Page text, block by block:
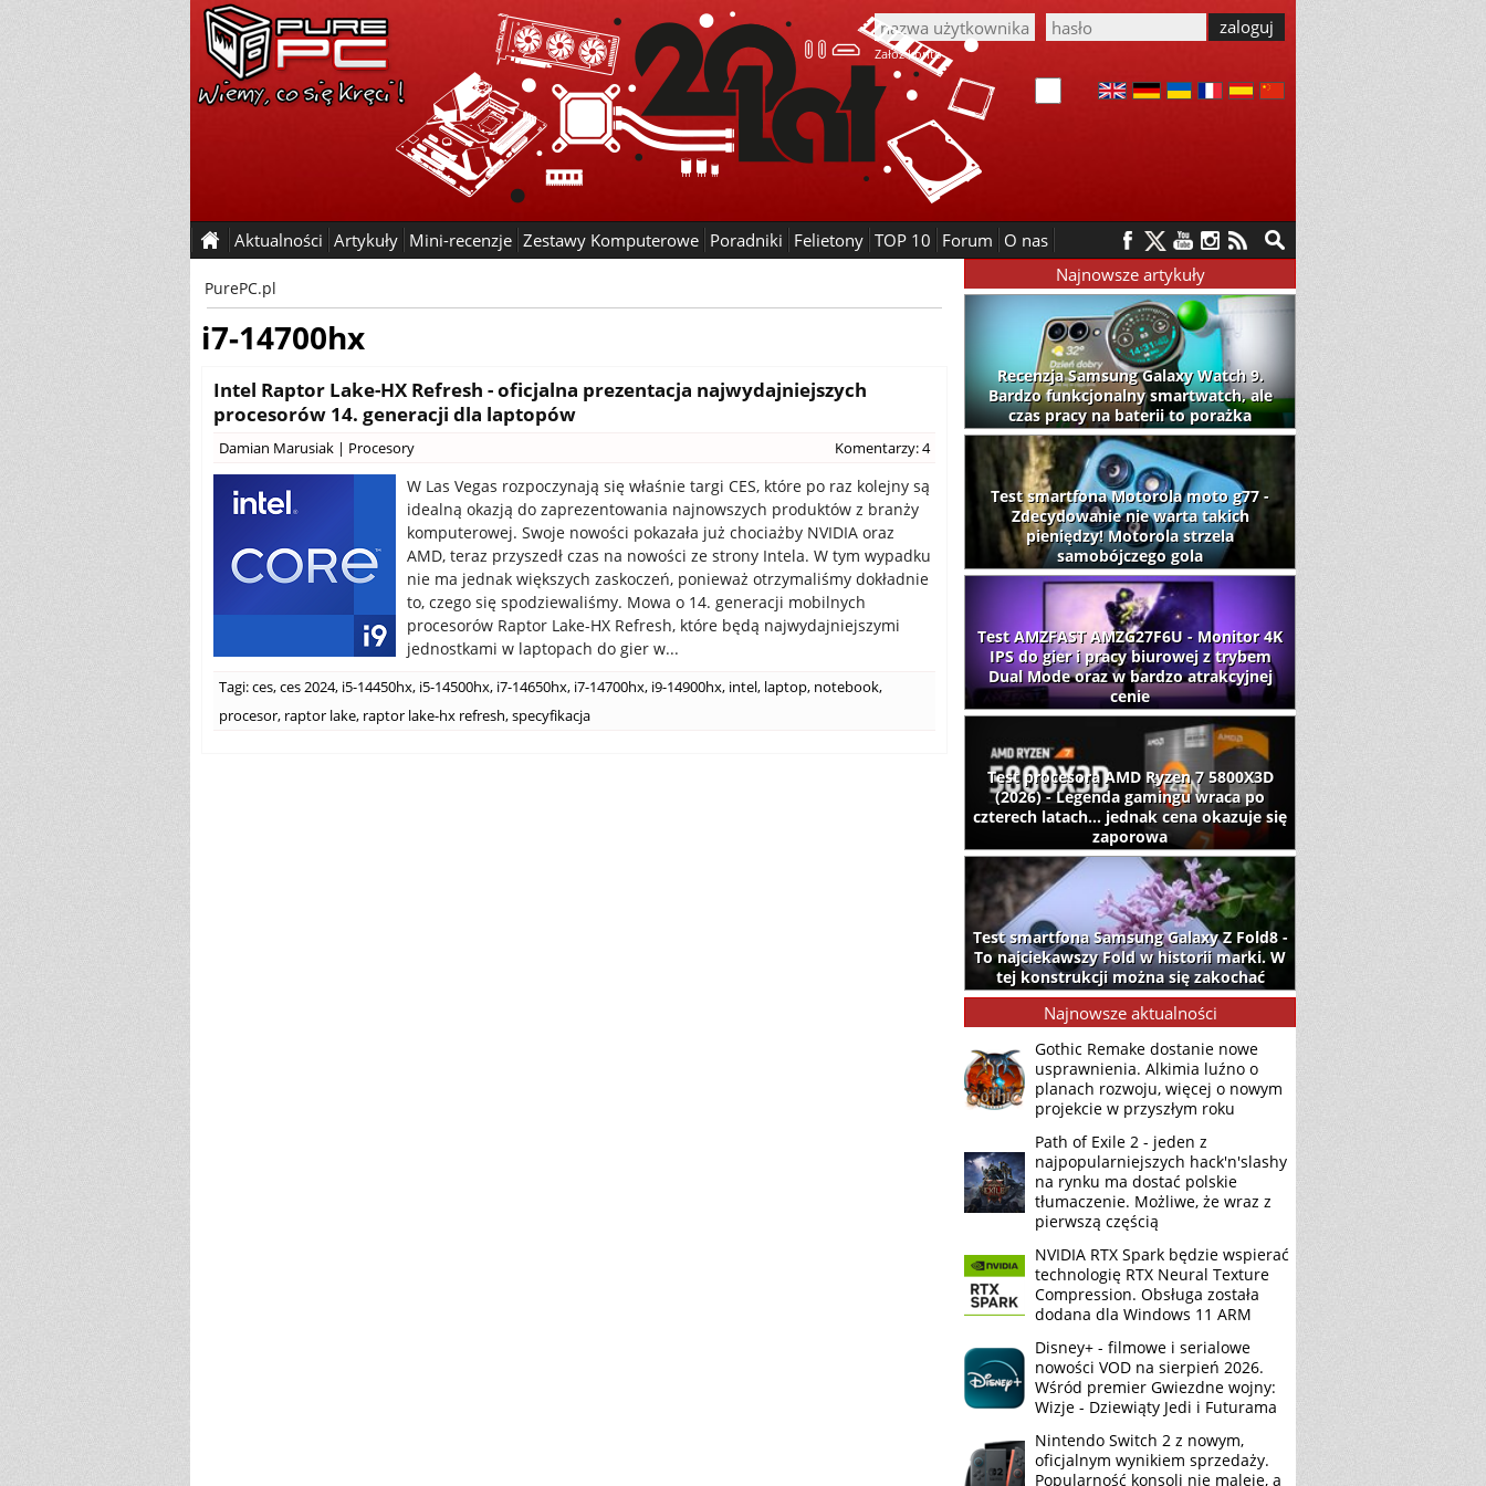
Załóż konto
Aktualności Artykuły Mini-recenzje Zestawy Komputerowe Poradniki Felietony TOP 10 Forum O nas
PurePC.pl
i7-14700hx
Intel Raptor Lake-HX Refresh - oficjalna prezentacja najwydajniejszych
procesorów 14. generacji dla laptopów
Damian Marusiak | Procesory Komentarzy: 4
W Las Vegas rozpoczynają się właśnie targi CES, które po raz kolejny są
idealną okazją do zaprezentowania najnowszych produktów z branży
komputerowej. Swoje nowości pokazała już chociażby NVIDIA oraz
AMD, teraz przyszedł czas na nowości ze strony Intela. W tym wypadku
nie ma jednak większych zaskoczeń, ponieważ otrzymaliśmy dokładnie
to, czego się spodziewaliśmy. Mowa o 14. generacji mobilnych
procesorów Raptor Lake-HX Refresh, które będą najwydajniejszymi
jednostkami w laptopach do gier w...
Tagi:ces,ces 2024, i5-14450hx, i5-14500hx, i7-14650hx, i7-14700hx, i9-14900hx, intel, laptop, notebook,
procesor, raptor lake, raptor lake-hx refresh,specyfikacja
Najnowsze artykuły
Recenzja Samsung Galaxy Watch 9.
Bardzo funkcjonalny smartwatch, ale
czas pracy na baterii to porażka
Test smartfona Motorola moto g77 -
Zdecydowanie nie warta takich
pieniędzy! Motorola strzela
samobójczego gola
Test AMZFAST AMZG27F6U - Monitor 4K
IPS do gier i pracy biurowej z trybem
Dual Mode oraz w bardzo atrakcyjnej
cenie
Test procesora AMD Ryzen 7 5800X3D
(2026) - Legenda gamingu wraca po
czterech latach... jednak cena okazuje się
zaporowa
Test smartfona Samsung Galaxy Z Fold8 -
To najciekawszy Fold w historii marki. W
tej konstrukcji można się zakochać
Najnowsze aktualności
Gothic Remake dostanie nowe
usprawnienia. Alkimia luźno o
planach rozwoju, więcej o nowym
projekcie w przyszłym roku
Path of Exile 2 - jeden z
najpopularniejszych hack'n'slashy
na rynku ma dostać polskie
tłumaczenie. Możliwe, że wraz z
pierwszą częścią
NVIDIA RTX Spark będzie wspierać
technologię RTX Neural Texture
Compression. Obsługa została
dodana dla Windows 11 ARM
Disney+ - filmowe i serialowe
nowości VOD na sierpień 2026.
Wśród premier Gwiezdne wojny:
Wizje - Dziewiąty Jedi i Futurama
Nintendo Switch 2 z nowym,
oficjalnym wynikiem sprzedaży.
Popularność konsoli nie maleje, a